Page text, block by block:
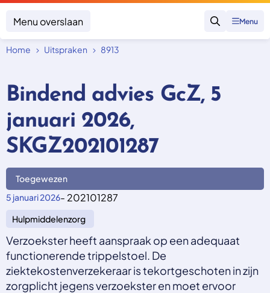
Menu overslaan
Zoeken
Menu
Onderwerpen
Zorgverzekering afsluiten
Vergoeding van zorg
Zorg in het buitenland
Geen zorgverzekering
Focus en impact
Uitspraken
Over SKGZ
Nieuws
Casussen
Vacatures
Contact
Select a language
Home Uitspraken 8913
Bindend advies GcZ, 5
januari 2026,
SKGZ202101287
Toegewezen
5 januari 2026- 202101287
Hulpmiddelenzorg
Verzoekster heeft aanspraak op een adequaat
functionerende trippelstoel. De
ziektekostenverzekeraar is tekortgeschoten in zijn
zorgplicht jegens verzoekster en moet ervoor